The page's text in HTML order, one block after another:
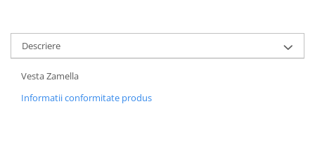
Descriere
Vesta Zamella
Informatii conformitate produs